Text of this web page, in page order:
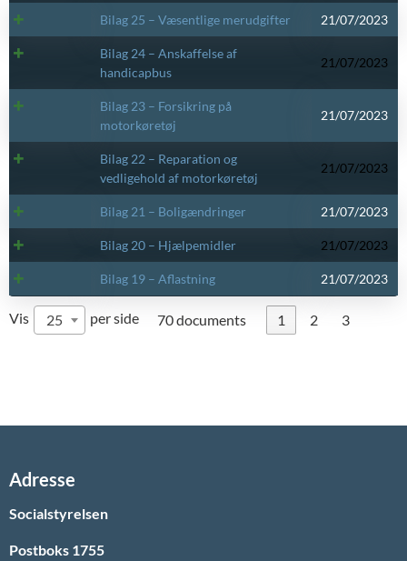
Bilag 25 – Væsentlige merudgifter 21/07/2023
Bilag 24 – Anskaffelse af
handicapbus
21/07/2023
Bilag 23 – Forsikring på
motorkøretøj
21/07/2023
Bilag 22 – Reparation og
vedligehold af motorkøretøj
21/07/2023
Bilag 21 – Boligændringer 21/07/2023
Bilag 20 – Hjælpemidler 21/07/2023
Bilag 19 – Aflastning 21/07/2023
Vis 25 per side 70 documents 1 2 3
Adresse
Socialstyrelsen
Postboks 1755